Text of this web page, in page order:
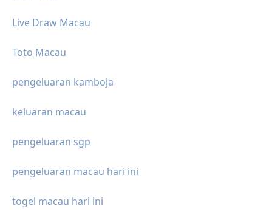
Live Draw Macau
Toto Macau
pengeluaran kamboja
keluaran macau
pengeluaran sgp
pengeluaran macau hari ini
togel macau hari ini